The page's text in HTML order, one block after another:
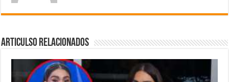
Articulso Relacionados